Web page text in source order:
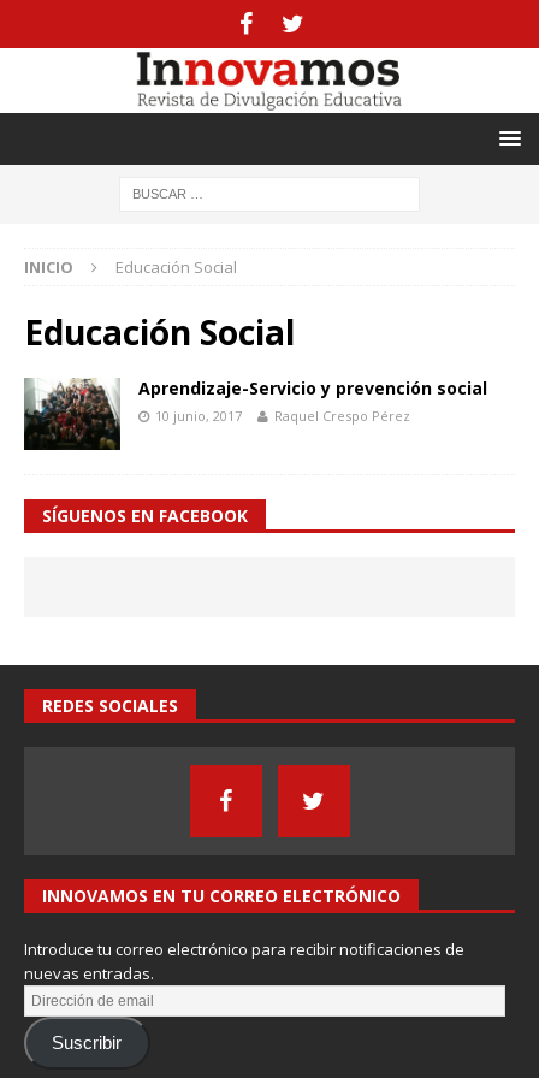
INICIO Educación Social
Educación Social
Aprendizaje-Servicio y prevención social
10 junio, 2017 Raquel Crespo Pérez
SÍGUENOS EN FACEBOOK
REDES SOCIALES
INNOVAMOS EN TU CORREO ELECTRÓNICO
Introduce tu correo electrónico para recibir notificaciones de
nuevas entradas.
Suscribir